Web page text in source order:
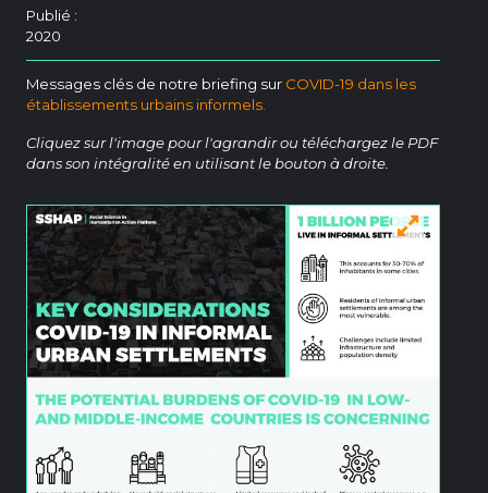
Publié :
2020
Messages clés de notre briefing sur COVID-19 dans les
établissements urbains informels.
Cliquez sur l'image pour l'agrandir ou téléchargez le PDF
dans son intégralité en utilisant le bouton à droite.